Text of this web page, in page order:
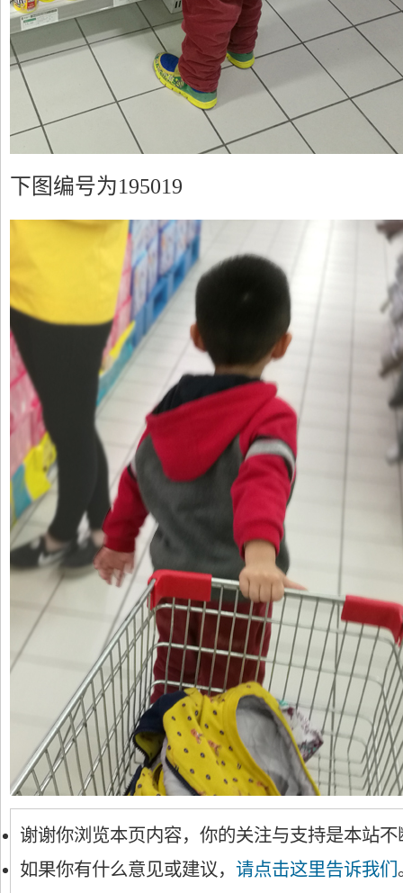
下图编号为195019
谢谢你浏览本页内容，你的关注与支持是本站
如果你有什么意见或建议， 请点击这里告诉我们